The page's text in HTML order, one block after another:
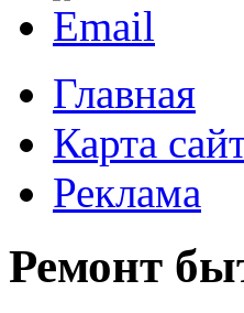
Главная
Карта
Реклама
Ремонт